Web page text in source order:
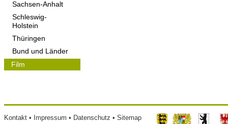
Sachsen-Anhalt
Schleswig-
Holstein
Thüringen
Bund und Länder
Film
Footer
Kontakt Impressum Datenschutz Sitemap